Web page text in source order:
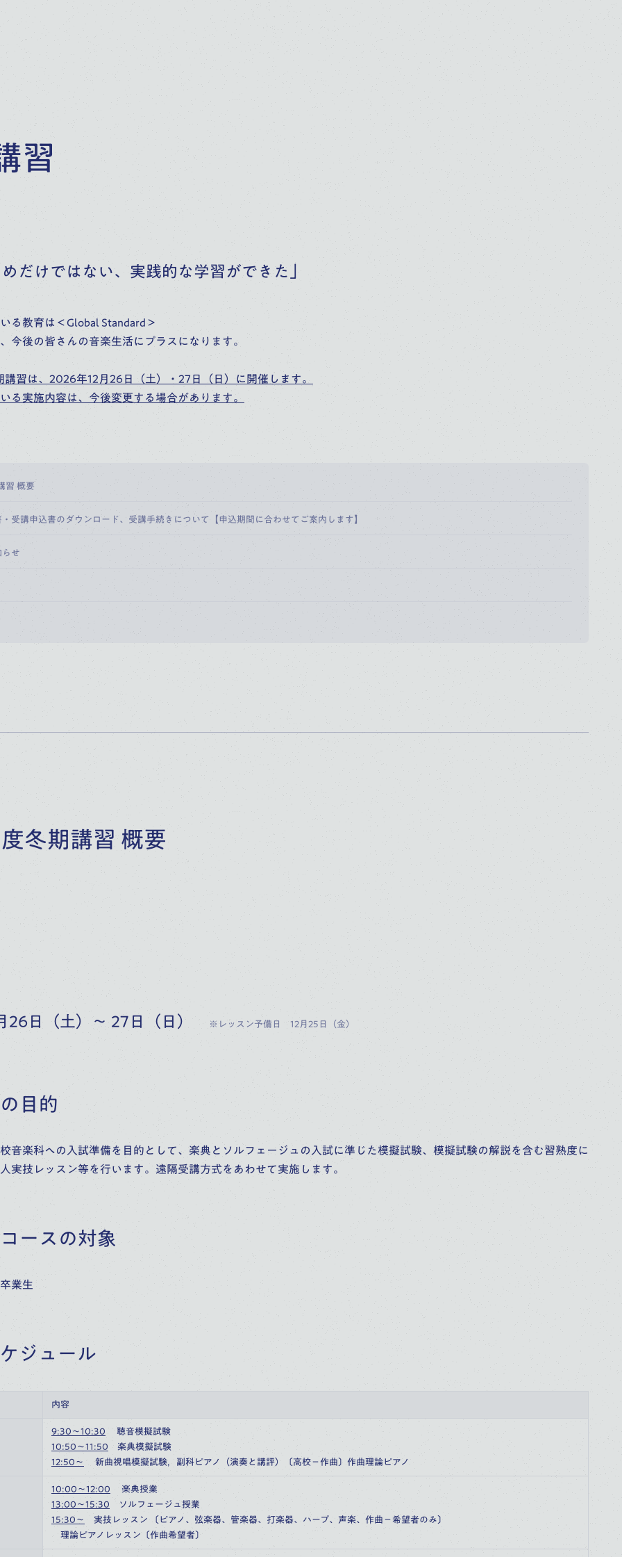
習
だけではない、実践的な学習ができた」
る教育は＜Global Standard＞
今後の皆さんの音楽生活にプラスになります。
習は、2026年12月26日（土）・27日（日）に開催します。
る実施内容は、今後変更する場合があります。
習 概要
受講申込書のダウンロード、受講手続きについて【申込期間に合わせてご案内します】
せ
冬期講習 概要
26日（土）～ 27日（日） ※レッスン予備日 12月25日（金）
目的
音楽科への入試準備を目的として、楽典とソルフェージュの入試に準じた模擬試験、模擬試験の解説を含む習熟度に
実技レッスン等を行います。遠隔受講方式をあわせて実施します。
ースの対象
業生
ジュール
内容
9:30～10:30 聴音模擬試験
10:50～11:50 楽典模擬試験
12:50～
新曲視唱模擬試験，副科ピアノ（演奏と講評）〔高校－作曲〕作曲理論ピアノ
10:00～12:00 楽典授業
13:00～15:30 ソルフェージュ授業
15:30～
実技レッスン 〔ピアノ、弦楽器、管楽器、打楽器、ハープ、声楽、作曲－希望者のみ〕
理論ピアノレッスン〔作曲希望者〕